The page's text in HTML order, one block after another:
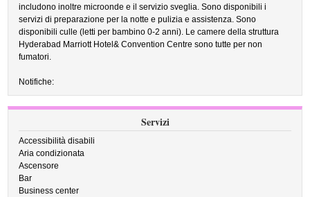
includono inoltre microonde e il servizio sveglia. Sono disponibili i
servizi di preparazione per la notte e pulizia e assistenza. Sono
disponibili culle (letti per bambino 0-2 anni). Le camere della struttura
Hyderabad Marriott Hotel& Convention Centre sono tutte per non
fumatori.
Notifiche:
Servizi
Accessibilità disabili
Aria condizionata
Ascensore
Bar
Business center